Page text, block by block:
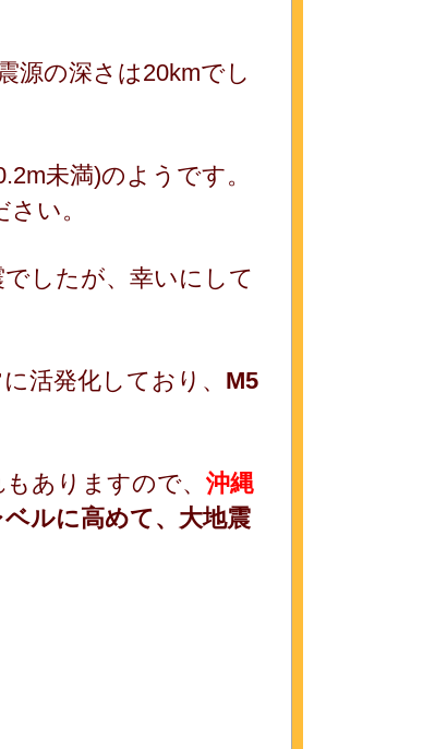
源の深さは20kmでし
未満)のようです。
い。
したが、幸いにして
活発化しており、 M5
ありますので、 沖縄
ルに高めて、大地震